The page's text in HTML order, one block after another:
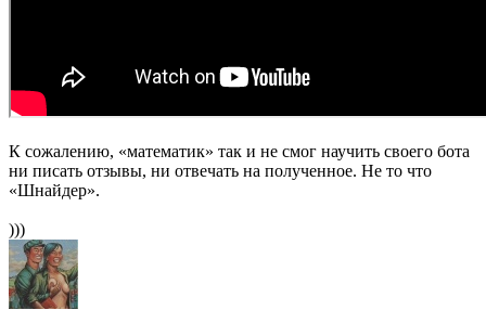
К сожалению, «математик» так и не смог научить своего бота
ни писать отзывы, ни отвечать на полученное. Не то что
«Шнайдер».
)))